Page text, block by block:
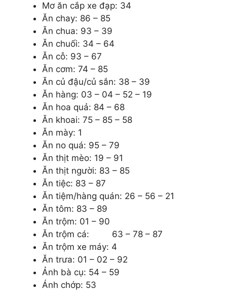
Mơ ăn cắp xe đạp: 34
Ăn chay: 86 – 85
Ăn chua: 93 – 39
Ăn chuối: 34 – 64
Ăn cỗ: 93 – 67
Ăn cơm: 74 – 85
Ăn củ đậu/củ sắn: 38 – 39
Ăn hàng: 03 – 04 – 52 – 19
Ăn hoa quả: 84 – 68
Ăn khoai: 75 – 85 – 58
Ăn mày: 1
Ăn no quá: 95 – 79
Ăn thịt mèo: 19 – 91
Ăn thịt người: 83 – 85
Ăn tiệc: 83 – 87
Ăn tiệm/hàng quán: 26 – 56 – 21
Ăn tôm: 83 – 89
Ăn trộm: 01 – 90
Ăn trộm cá: 63 – 78 – 87
Ăn trộm xe máy: 4
Ăn trưa: 01 – 02 – 92
Ảnh bà cụ: 54 – 59
Ánh chớp: 53